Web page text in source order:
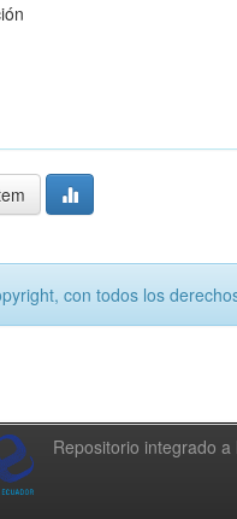
con todos los
Repositorio integrado